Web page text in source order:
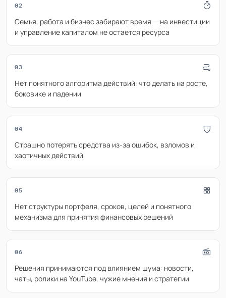
02
Семья, работа и бизнес забирают время — на инвестиции
и управление капиталом не остается ресурса
03
Нет понятного алгоритма действий: что делать на росте,
боковике и падении
04
Страшно потерять средства из-за ошибок, взломов и
хаотичных действий
05
Нет структуры портфеля, сроков, целей и понятного
механизма для принятия финансовых решений
06
Решения принимаются под влиянием шума: новости,
чаты, ролики на YouTube, чужие мнения и стратегии